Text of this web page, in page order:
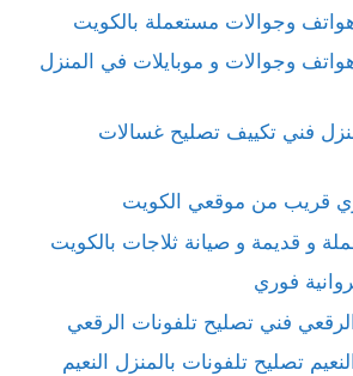
وجوالات مستعملة بالكويت
وجوالات و موبايلات في المنزل
فني تكييف تصليح غسالات
قريب من موقعي الكويت
و قديمة و صيانة ثلاجات بالكويت
فوري
فني تصليح تلفونات الرقعي
تصليح تلفونات بالمنزل النعيم